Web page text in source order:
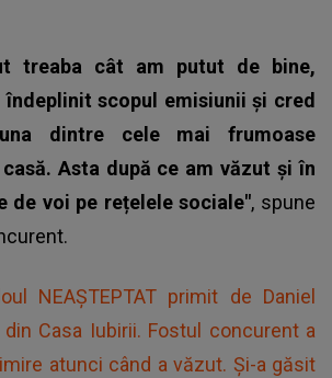
treaba cât am putut de bine,
scopul emisiunii și cred
dintre cele mai frumoase
Asta după ce am văzut și în
de voi pe rețelele sociale", spune
NEAȘTEPTAT primit de Daniel
Casa Iubirii. Fostul concurent a
atunci când a văzut. Și-a găsit